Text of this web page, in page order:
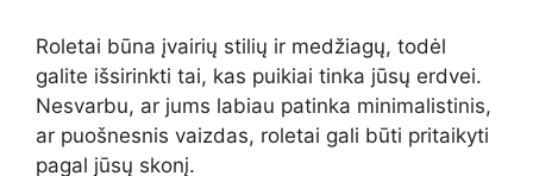
Roletai būna įvairių stilių ir medžiagų, todėl
galite išsirinkti tai, kas puikiai tinka jūsų erdvei.
Nesvarbu, ar jums labiau patinka minimalistinis,
ar puošnesnis vaizdas, roletai gali būti pritaikyti
pagal jūsų skonį.